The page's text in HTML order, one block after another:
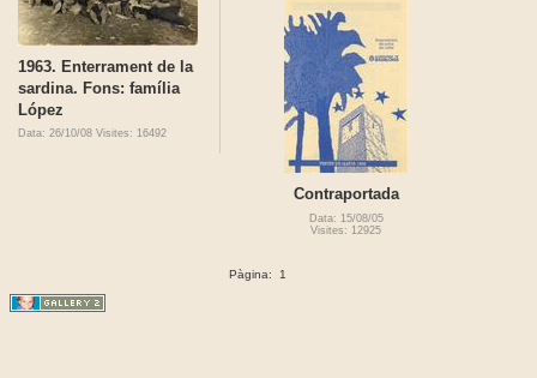
1963. Enterrament de la
sardina. Fons: família
López
Data: 26/10/08 Visites: 16492
Contraportada
Data: 15/08/05
Visites: 12925
Pàgina: 1